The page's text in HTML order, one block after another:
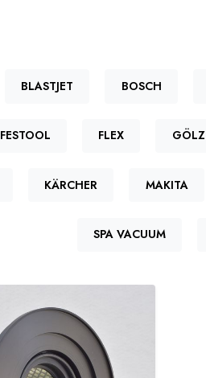
BLASTJET BOSCH
FESTOOL FLEX GÖLZ
KÄRCHER MAKITA
SPA VACUUM